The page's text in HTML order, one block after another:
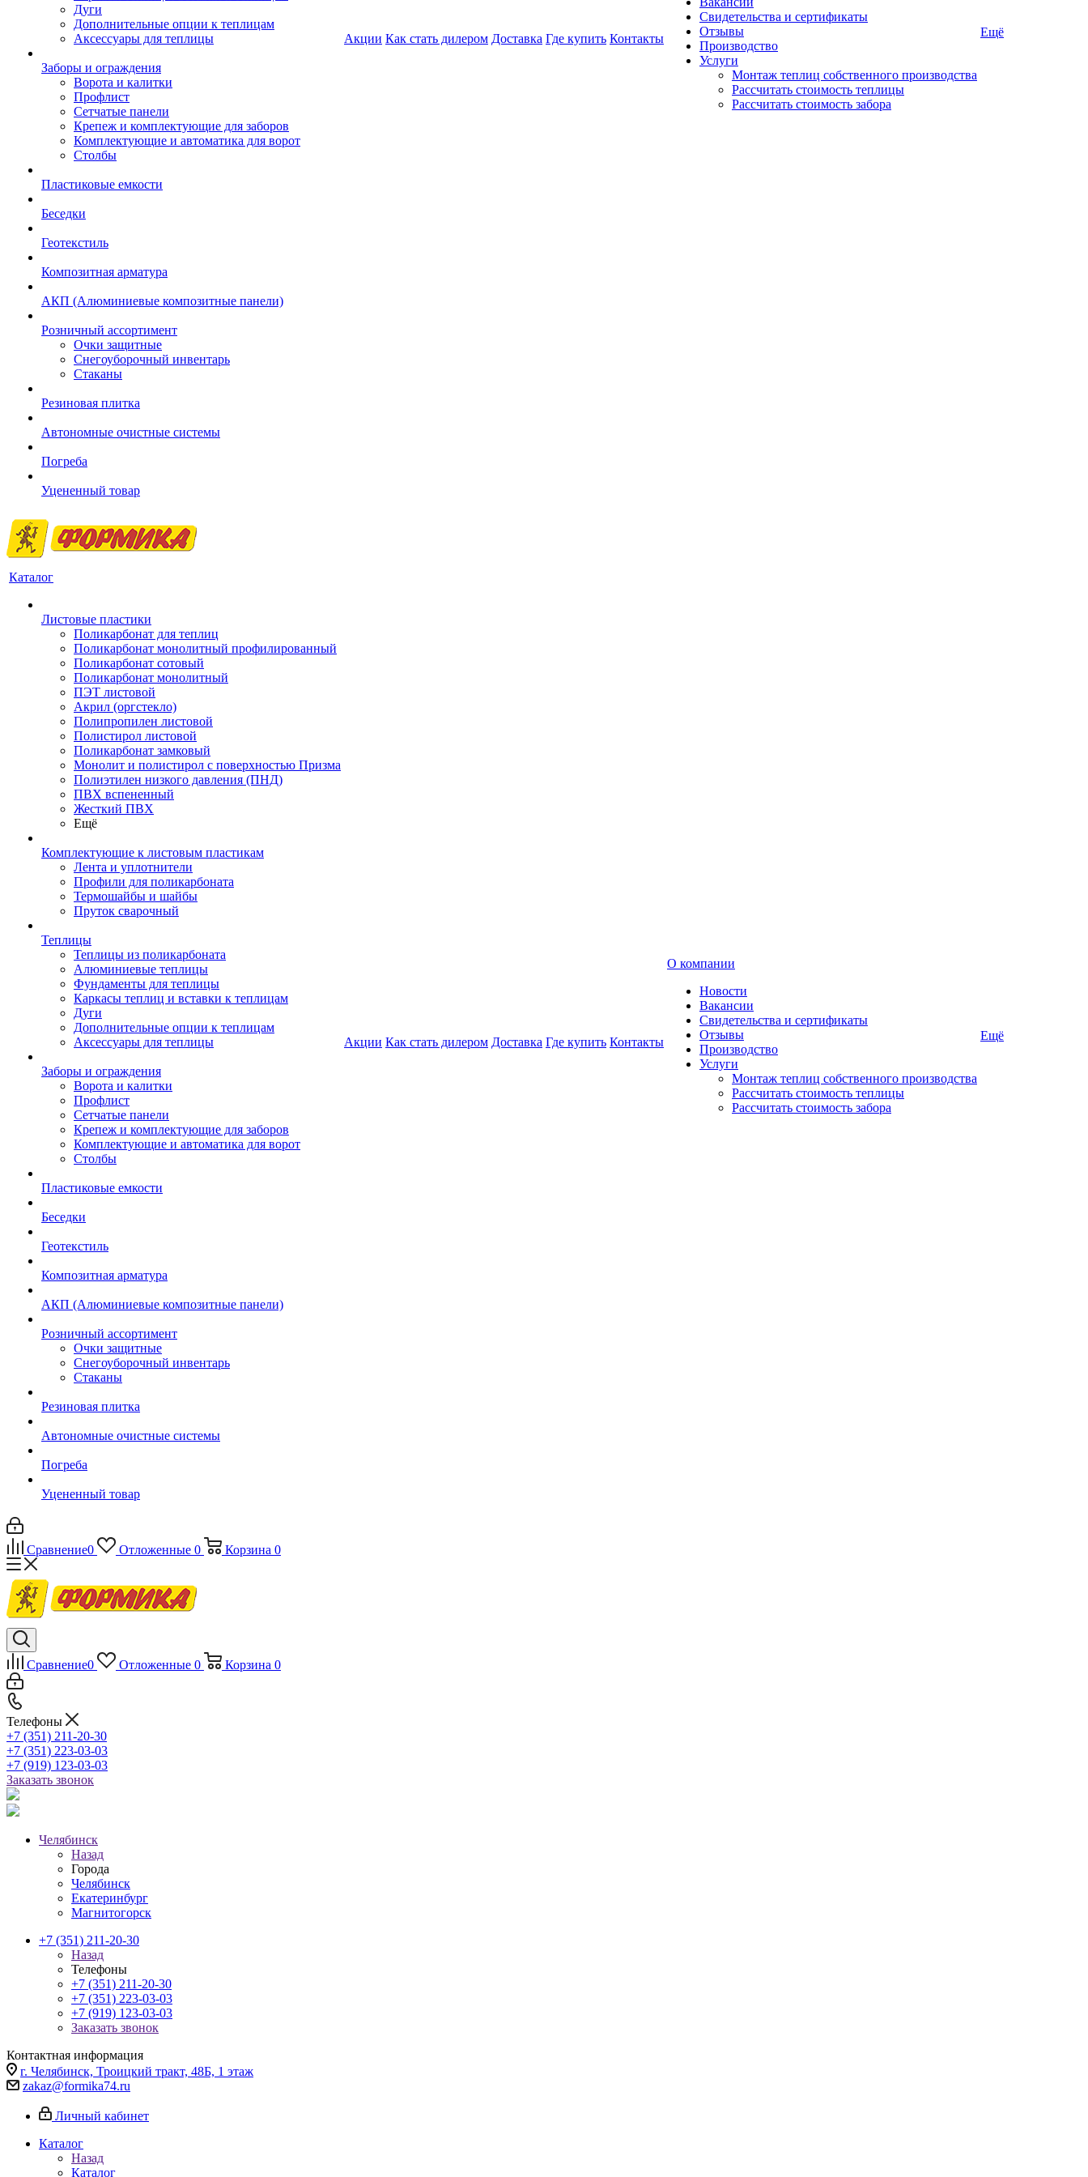
Дуги
Дополнительные опции к теплицам
Аксессуары для теплицы
Заборы и ограждения
Ворота и калитки
Профлист
Сетчатые панели
Крепеж и комплектующие для заборов
Комплектующие и автоматика для ворот
Столбы
Пластиковые емкости
Беседки
Геотекстиль
Композитная арматура
АКП (Алюминиевые композитные панели)
Розничный ассортимент
Очки защитные
Снегоуборочный инвентарь
Стаканы
Резиновая плитка
Автономные очистные системы
Погреба
Уцененный товар
Акции Как стать дилером Доставка Где купить Контакты
Свидетельства и сертификаты
Отзывы
Производство
Услуги
Монтаж теплиц собственного производства
Рассчитать стоимость теплицы
Рассчитать стоимость забора
Ещё
Каталог
Листовые пластики
Поликарбонат для теплиц
Поликарбонат монолитный профилированный
Поликарбонат сотовый
Поликарбонат монолитный
ПЭТ листовой
Акрил (оргстекло)
Полипропилен листовой
Полистирол листовой
Поликарбонат замковый
Монолит и полистирол с поверхностью Призма
Полиэтилен низкого давления (ПНД)
ПВХ вспененный
Жесткий ПВХ
Ещё
Комплектующие к листовым пластикам
Лента и уплотнители
Профили для поликарбоната
Термошайбы и шайбы
Пруток сварочный
Теплицы
Теплицы из поликарбоната
Алюминиевые теплицы
Фундаменты для теплицы
Каркасы теплиц и вставки к теплицам
Дуги
Дополнительные опции к теплицам
Аксессуары для теплицы
Заборы и ограждения
Ворота и калитки
Профлист
Сетчатые панели
Крепеж и комплектующие для заборов
Комплектующие и автоматика для ворот
Столбы
Пластиковые емкости
Беседки
Геотекстиль
Композитная арматура
АКП (Алюминиевые композитные панели)
Розничный ассортимент
Очки защитные
Снегоуборочный инвентарь
Стаканы
Резиновая плитка
Автономные очистные системы
Погреба
Уцененный товар
Акции Как стать дилером Доставка Где купить Контакты
О компании
Новости
Вакансии
Свидетельства и сертификаты
Отзывы
Производство
Услуги
Монтаж теплиц собственного производства
Рассчитать стоимость теплицы
Рассчитать стоимость забора
Ещё
Сравнение0 Отложенные 0 Корзина 0
Сравнение0 Отложенные 0 Корзина 0
Телефоны
+7 (351) 211-20-30
+7 (351) 223-03-03
+7 (919) 123-03-03
Заказать звонок
Челябинск
Назад
Города
Челябинск
Екатеринбург
Магнитогорск
+7 (351) 211-20-30
Назад
Телефоны
+7 (351) 211-20-30
+7 (351) 223-03-03
+7 (919) 123-03-03
Заказать звонок
Контактная информация
г. Челябинск, Троицкий тракт, 48Б, 1 этаж
zakaz@formika74.ru
Личный кабинет
Каталог
Назад
Каталог